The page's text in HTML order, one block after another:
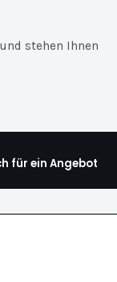
stehen Ihnen
für ein Angebot